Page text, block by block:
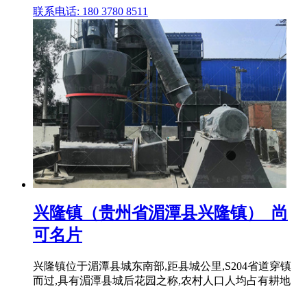
联系电话: 180 3780 8511
兴隆镇（贵州省湄潭县兴隆镇）_尚
可名片
兴隆镇位于湄潭县城东南部,距县城公里,S204省道穿镇
而过,具有湄潭县城后花园之称,农村人口人均占有耕地